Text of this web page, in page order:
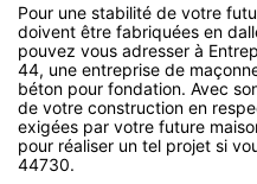
Pour une stabilité de votre
doivent être fabriquées en
pouvez vous adresser à
44, une entreprise de
béton pour fondation. Avec
de votre construction en
exigées par votre future
pour réaliser un tel projet si
44730.